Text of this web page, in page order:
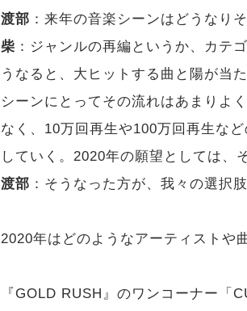
渡部 ：来年の音楽シーンはどうなり
柴 ：ジャンルの再編というか、カテ
うなると、大ヒットする曲と陽が当
シーンにとってその流れはあまりよ
なく、10万回再生や100万回再生な
していく。2020年の願望としては、
渡部 ：そうなった方が、我々の選択
2020年はどのようなアーティストや
『GOLD RUSH』のワンコーナー「